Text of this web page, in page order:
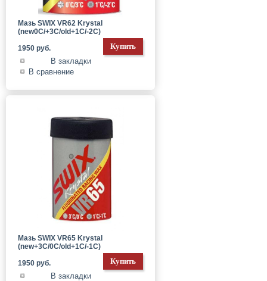
Мазь SWIX VR62 Krystal
(new0С/+3C/old+1C/-2C)
1950 руб.
В закладки
В сравнение
Мазь SWIX VR65 Krystal
(new+3С/0C/old+1C/-1C)
1950 руб.
В закладки